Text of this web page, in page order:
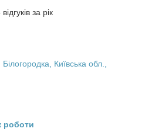
за рік
Київська обл.,
роботи